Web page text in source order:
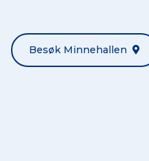
Besøk Minnehallen